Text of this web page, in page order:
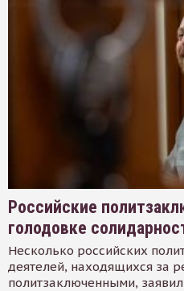
Российские
голодовке
Несколько российских
деятелей, находящихся за
политзаключенными,